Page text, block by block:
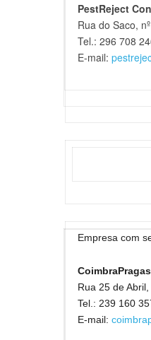
PestReject
Rua do Saco,
Tel.: 296 708
E-mail:
Empresa com
Rua 25 de
Tel.: 239 160
E-mail: